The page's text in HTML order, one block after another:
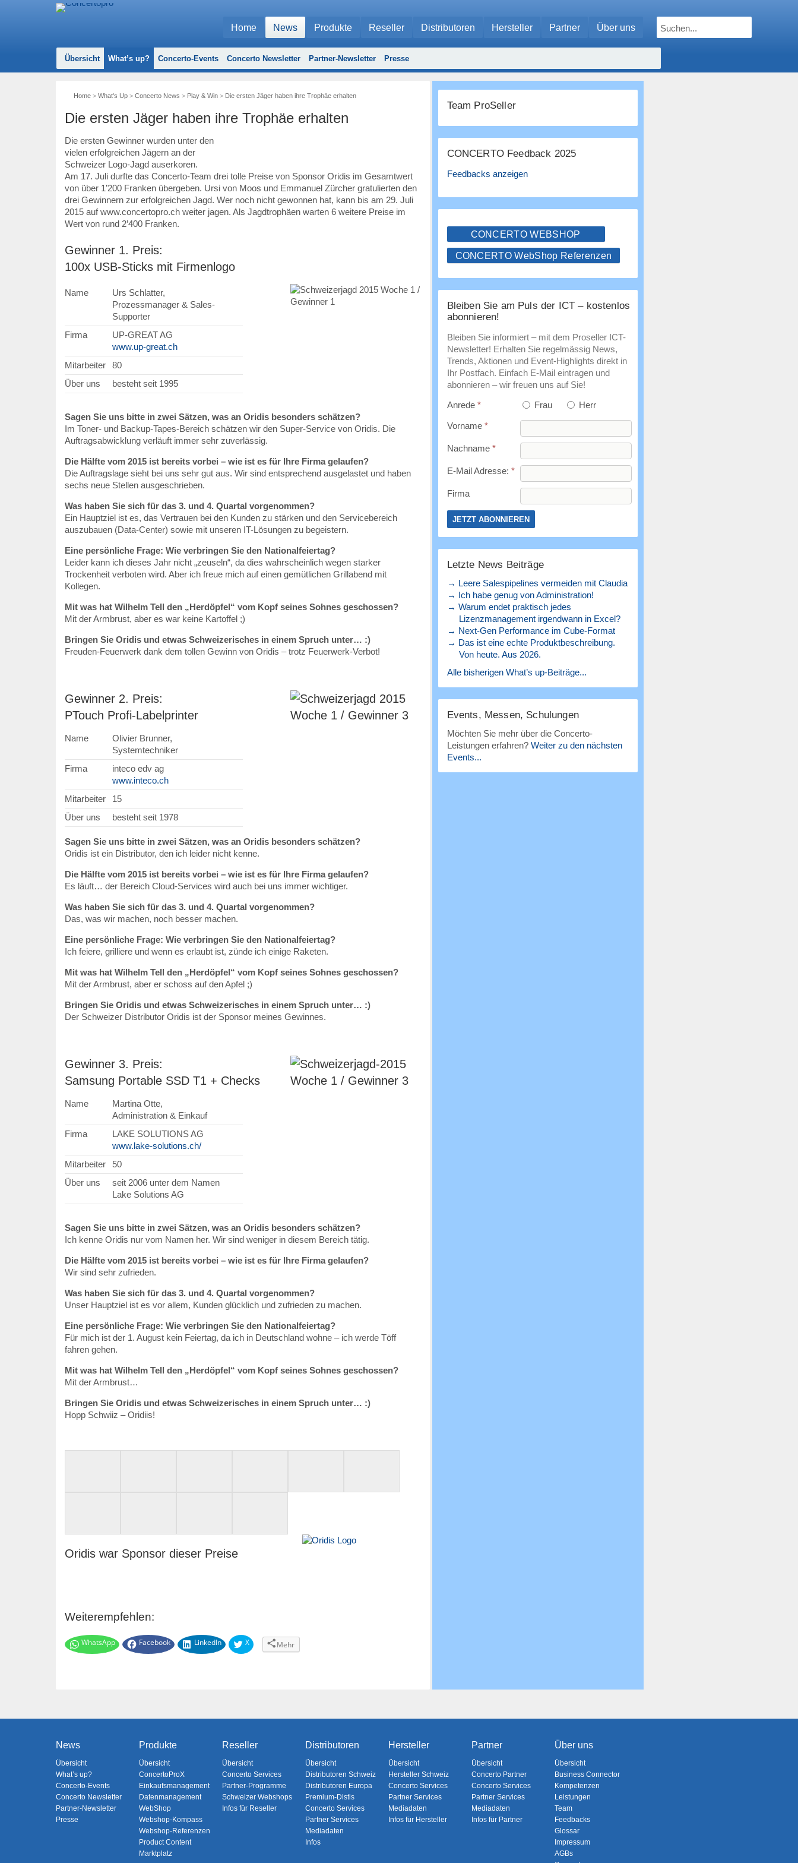
Home News Produkte Reseller Distributoren Hersteller Partner Über uns
Übersicht What’s up? Concerto-Events Concerto Newsletter Partner-Newsletter Presse
Home> What's Up> Concerto News > Play & Win> Die ersten Jäger haben ihre Trophäe erhalten
Die ersten Jäger haben ihre Trophäe erhalten
Die ersten Gewinner wurden unter den
vielen erfolgreichen Jägern an der
Schweizer Logo-Jagd auserkoren.
Am 17. Juli durfte das Concerto-Team drei tolle Preise von Sponsor Oridis im Gesamtwert
von über 1’200 Franken übergeben. Ursi von Moos und Emmanuel Zürcher gratulierten den
drei Gewinnern zur erfolgreichen Jagd. Wer noch nicht gewonnen hat, kann bis am 29. Juli
2015 auf www.concertopro.ch weiter jagen. Als Jagdtrophäen warten 6 weitere Preise im
Wert von rund 2’400 Franken.
Gewinner 1. Preis:
100x USB-Sticks mit Firmenlogo
Name
Urs Schlatter,
Prozessmanager & Sales-
Supporter
Firma
UP-GREAT AG
www.up-great.ch
Mitarbeiter
80
Über uns
besteht seit 1995
Sagen Sie uns bitte in zwei Sätzen, was an Oridis besonders schätzen?
Im Toner- und Backup-Tapes-Bereich schätzen wir den Super-Service von Oridis. Die
Auftragsabwicklung verläuft immer sehr zuverlässig.
Die Hälfte vom 2015 ist bereits vorbei – wie ist es für Ihre Firma gelaufen?
Die Auftragslage sieht bei uns sehr gut aus. Wir sind entsprechend ausgelastet und haben
sechs neue Stellen ausgeschrieben.
Was haben Sie sich für das 3. und 4. Quartal vorgenommen?
Ein Hauptziel ist es, das Vertrauen bei den Kunden zu stärken und den Servicebereich
auszubauen (Data-Center) sowie mit unseren IT-Lösungen zu begeistern.
Eine persönliche Frage: Wie verbringen Sie den Nationalfeiertag?
Leider kann ich dieses Jahr nicht „zeuseln“, da dies wahrscheinlich wegen starker
Trockenheit verboten wird. Aber ich freue mich auf einen gemütlichen Grillabend mit
Kollegen.
Mit was hat Wilhelm Tell den „Herdöpfel“ vom Kopf seines Sohnes geschossen?
Mit der Armbrust, aber es war keine Kartoffel ;)
Bringen Sie Oridis und etwas Schweizerisches in einem Spruch unter… :)
Freuden-Feuerwerk dank dem tollen Gewinn von Oridis – trotz Feuerwerk-Verbot!
Gewinner 2. Preis:
PTouch Profi-Labelprinter
Name
Olivier Brunner,
Systemtechniker
Firma
inteco edv ag
www.inteco.ch
Mitarbeiter
15
Über uns
besteht seit 1978
Sagen Sie uns bitte in zwei Sätzen, was an Oridis besonders schätzen?
Oridis ist ein Distributor, den ich leider nicht kenne.
Die Hälfte vom 2015 ist bereits vorbei – wie ist es für Ihre Firma gelaufen?
Es läuft… der Bereich Cloud-Services wird auch bei uns immer wichtiger.
Was haben Sie sich für das 3. und 4. Quartal vorgenommen?
Das, was wir machen, noch besser machen.
Eine persönliche Frage: Wie verbringen Sie den Nationalfeiertag?
Ich feiere, grilliere und wenn es erlaubt ist, zünde ich einige Raketen.
Mit was hat Wilhelm Tell den „Herdöpfel“ vom Kopf seines Sohnes geschossen?
Mit der Armbrust, aber er schoss auf den Apfel ;)
Bringen Sie Oridis und etwas Schweizerisches in einem Spruch unter… :)
Der Schweizer Distributor Oridis ist der Sponsor meines Gewinnes.
Gewinner 3. Preis:
Samsung Portable SSD T1 + Checks
Name
Martina Otte,
Administration & Einkauf
Firma
LAKE SOLUTIONS AG
www.lake-solutions.ch/
Mitarbeiter
50
Über uns
seit 2006 unter dem Namen
Lake Solutions AG
Sagen Sie uns bitte in zwei Sätzen, was an Oridis besonders schätzen?
Ich kenne Oridis nur vom Namen her. Wir sind weniger in diesem Bereich tätig.
Die Hälfte vom 2015 ist bereits vorbei – wie ist es für Ihre Firma gelaufen?
Wir sind sehr zufrieden.
Was haben Sie sich für das 3. und 4. Quartal vorgenommen?
Unser Hauptziel ist es vor allem, Kunden glücklich und zufrieden zu machen.
Eine persönliche Frage: Wie verbringen Sie den Nationalfeiertag?
Für mich ist der 1. August kein Feiertag, da ich in Deutschland wohne – ich werde Töff
fahren gehen.
Mit was hat Wilhelm Tell den „Herdöpfel“ vom Kopf seines Sohnes geschossen?
Mit der Armbrust…
Bringen Sie Oridis und etwas Schweizerisches in einem Spruch unter… :)
Hopp Schwiiz – Oridiis!
Oridis war Sponsor dieser Preise
Weiterempfehlen:
WhatsApp Facebook LinkedIn X Mehr
Team ProSeller
CONCERTO Feedback 2025
Feedbacks anzeigen
CONCERTO WEBSHOP
CONCERTO WebShop Referenzen
Bleiben Sie am Puls der ICT – kostenlos
abonnieren!
Bleiben Sie informiert – mit dem Proseller ICT-
Newsletter! Erhalten Sie regelmässig News,
Trends, Aktionen und Event-Highlights direkt in
Ihr Postfach. Einfach E-Mail eintragen und
abonnieren – wir freuen uns auf Sie!
Anrede * Frau Herr
Vorname *
Nachname *
E-Mail Adresse: *
Firma
Letzte News Beiträge
→ Leere Salespipelines vermeiden mit Claudia
→ Ich habe genug von Administration!
→ Warum endet praktisch jedes
Lizenzmanagement irgendwann in Excel?
→ Next-Gen Performance im Cube-Format
→ Das ist eine echte Produktbeschreibung.
Von heute. Aus 2026.
Alle bisherigen What’s up-Beiträge...
Events, Messen, Schulungen
Möchten Sie mehr über die Concerto-
Leistungen erfahren? Weiter zu den nächsten
Events...
News
Übersicht
What’s up?
Concerto-Events
Concerto Newsletter
Partner-Newsletter
Presse
Produkte
Übersicht
ConcertoProX
Einkaufsmanagement
Datenmanagement
WebShop
Webshop-Kompass
Webshop-Referenzen
Product Content
Marktplatz
Reseller
Übersicht
Concerto Services
Partner-Programme
Schweizer Webshops
Infos für Reseller
Distributoren
Übersicht
Distributoren Schweiz
Distributoren Europa
Premium-Distis
Concerto Services
Partner Services
Mediadaten
Infos
Hersteller
Übersicht
Hersteller Schweiz
Concerto Services
Partner Services
Mediadaten
Infos für Hersteller
Partner
Übersicht
Concerto Partner
Concerto Services
Partner Services
Mediadaten
Infos für Partner
Über uns
Übersicht
Business Connector
Kompetenzen
Leistungen
Team
Feedbacks
Glossar
Impressum
AGBs